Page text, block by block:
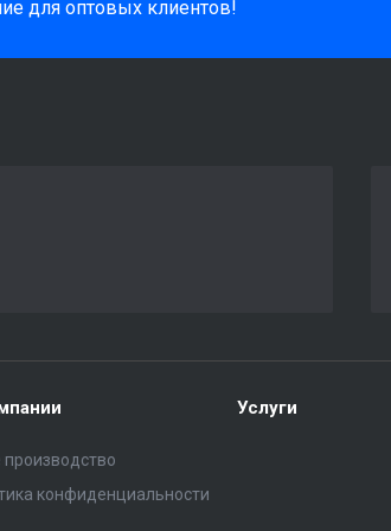
для оптовых клиентов!
конфиденциальности
Услуги